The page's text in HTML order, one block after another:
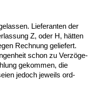
Lie­fe­ran­ten der
Z, oder H, hätten
Rech­nung ge­lie­fert.
schon zu Verzöge­
ge­kom­men, die
je­doch je­weils ord­